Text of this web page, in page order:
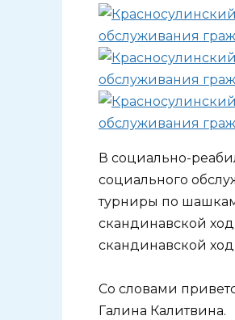
В социально-
социального
турниры по
скандинавской
скандинавской
Со словами
Галина Калитвина.